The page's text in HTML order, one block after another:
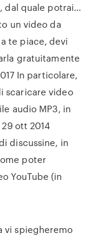
dal quale potrai…
un video da
te piace, devi
gratuitamente
In particolare,
scaricare video
audio MP3, in
ott 2014
discussine, in
poter
YouTube (in
vi spiegheremo